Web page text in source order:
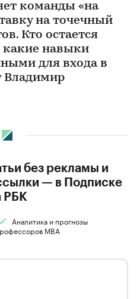
команды «на
на точечный
Кто остается
какие навыки
для входа в
Владимир
без рекламы и
— в Подписке
РБК
Аналитика и прогнозы
MBA